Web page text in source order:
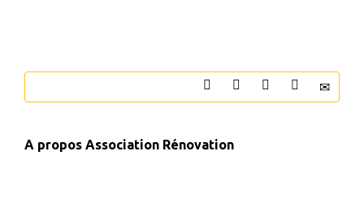
A propos Association Rénovation